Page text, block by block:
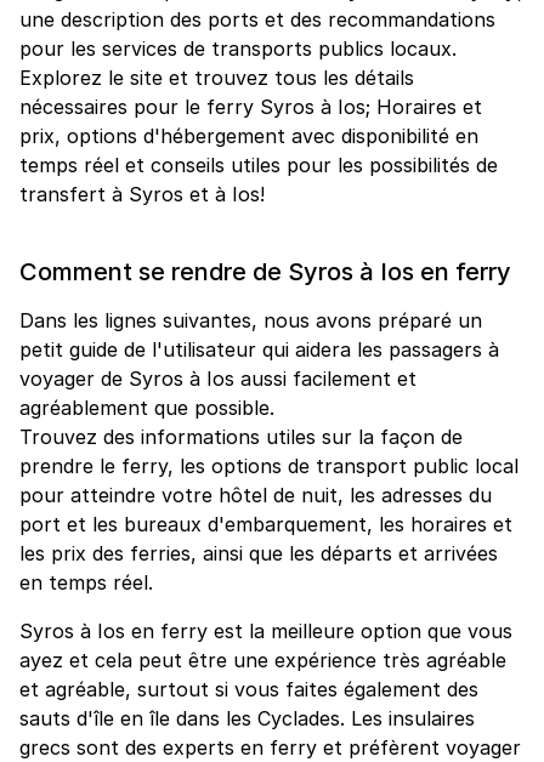
une description des ports et des recommandations
pour les services de transports publics locaux.
Explorez le site et trouvez tous les détails
nécessaires pour le ferry Syros à Ios; Horaires et
prix, options d'hébergement avec disponibilité en
temps réel et conseils utiles pour les possibilités de
transfert à Syros et à Ios!
Comment se rendre de Syros à Ios en ferry
Dans les lignes suivantes, nous avons préparé un
petit guide de l'utilisateur qui aidera les passagers à
voyager de Syros à Ios aussi facilement et
agréablement que possible.
Trouvez des informations utiles sur la façon de
prendre le ferry, les options de transport public local
pour atteindre votre hôtel de nuit, les adresses du
port et les bureaux d'embarquement, les horaires et
les prix des ferries, ainsi que les départs et arrivées
en temps réel.
Syros à Ios en ferry est la meilleure option que vous
ayez et cela peut être une expérience très agréable
et agréable, surtout si vous faites également des
sauts d'île en île dans les Cyclades. Les insulaires
grecs sont des experts en ferry et préfèrent voyager